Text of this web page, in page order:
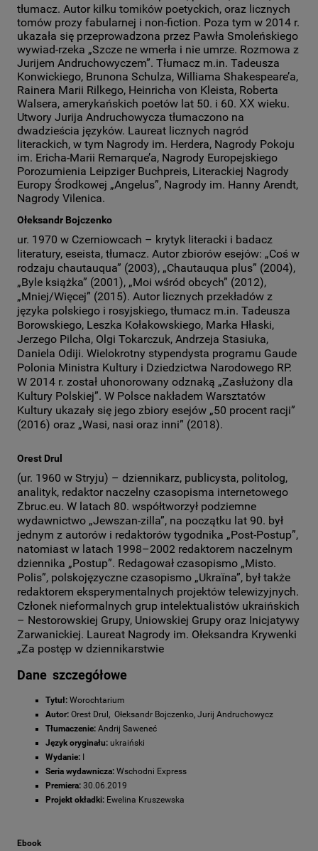
tłumacz. Autor kilku tomików poetyckich, oraz licznych
tomów prozy fabularnej i non-fiction. Poza tym w 2014 r.
ukazała się przeprowadzona przez Pawła Smoleńskiego
wywiad-rzeka „Szcze ne wmerła i nie umrze. Rozmowa z
Jurijem Andruchowyczem”. Tłumacz m.in. Tadeusza
Konwickiego, Brunona Schulza, Williama Shakespeare’a,
Rainera Marii Rilkego, Heinricha von Kleista, Roberta
Walsera, amerykańskich poetów lat 50. i 60. ХХ wieku.
Utwory Jurija Andruchowycza tłumaczono na
dwadzieścia języków. Laureat licznych nagród
literackich, w tym Nagrody im. Herdera, Nagrody Pokoju
im. Ericha-Marii Remarque’a, Nagrody Europejskiego
Porozumienia Leipziger Buchpreis, Literackiej Nagrody
Europy Środkowej „Angelus”, Nagrody im. Hanny Arendt,
Nagrody Vilenica.
Ołeksandr Bojczenko
ur. 1970 w Czerniowcach – krytyk literacki i badacz
literatury, eseista, tłumacz. Autor zbiorów esejów: „Coś w
rodzaju chautauqua” (2003), „Chautauqua plus” (2004),
„Byle książka” (2001), „Moi wśród obcych” (2012),
„Mniej/Więcej” (2015). Autor licznych przekładów z
języka polskiego i rosyjskiego, tłumacz m.in. Tadeusza
Borowskiego, Leszka Kołakowskiego, Marka Hłaski,
Jerzego Pilcha, Olgi Tokarczuk, Andrzeja Stasiuka,
Daniela Odiji. Wielokrotny stypendysta programu Gaude
Polonia Ministra Kultury i Dziedzictwa Narodowego RP.
W 2014 r. został uhonorowany odznaką „Zasłużony dla
Kultury Polskiej”. W Polsce nakładem Warsztatów
Kultury ukazały się jego zbiory esejów „50 procent racji”
(2016) oraz „Wasi, nasi oraz inni” (2018).
Orest Drul
(ur. 1960 w Stryju) – dziennikarz, publicysta, politolog,
analityk, redaktor naczelny czasopisma internetowego
Zbruc.eu. W latach 80. współtworzył podziemne
wydawnictwo „Jewszan-zilla”, na początku lat 90. był
jednym z autorów i redaktorów tygodnika „Post-Postup”,
natomiast w latach 1998–2002 redaktorem naczelnym
dziennika „Postup”. Redagował czasopismo „Misto.
Polis”, polskojęzyczne czasopismo „Ukraїna”, był także
redaktorem eksperymentalnych projektów telewizyjnych.
Członek nieformalnych grup intelektualistów ukraińskich
– Nestorowskiej Grupy, Uniowskiej Grupy oraz Inicjatywy
Zarwanickiej. Laureat Nagrody im. Ołeksandra Krywenki
„Za postęp w dziennikarstwie
Dane szczegółowe
Tytuł: Worochtarium
Autor: Orest Drul, Ołeksandr Bojczenko, Jurij Andruchowycz
Tłumaczenie: Andrij Saweneć
Język oryginału: ukraiński
Wydanie:
Seria wydawnicza: Wschodni Express
Premiera: 30.06.2019
Projekt okładki: Ewelina Kruszewska
Ebook